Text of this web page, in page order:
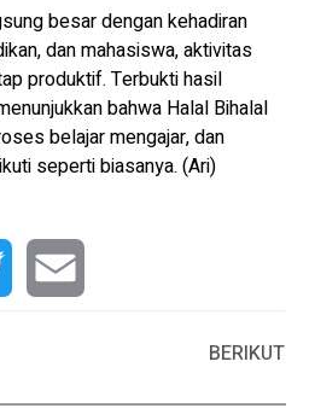
besar dengan kehadiran
dan mahasiswa, aktivitas
produktif. Terbukti hasil
bahwa Halal Bihalal
belajar mengajar, dan
seperti biasanya. (Ari)
BERIKUT